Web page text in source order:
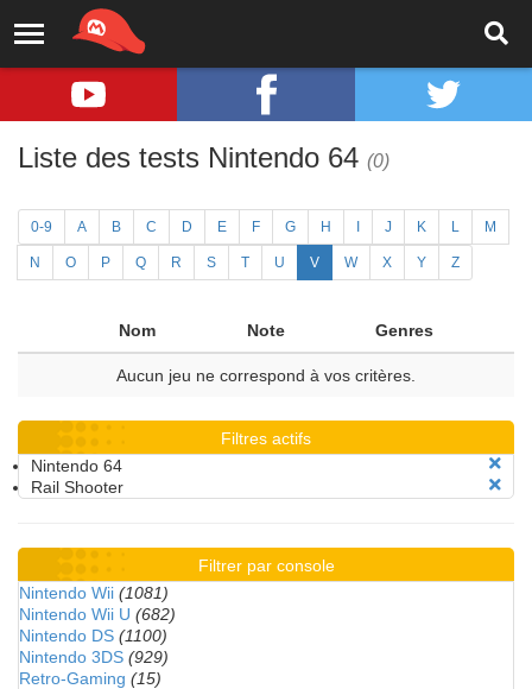
Liste des tests Nintendo 64 (0)
0-9 A B C D E F G H J K L M
N O P Q R S T U V W X Y Z
Nom Note Genres
Aucun jeu ne correspond à vos critères.
Filtres actifs
Nintendo 64
Rail Shooter
Filtrer par console
Nintendo Wii (1081)
Nintendo Wii U (682)
Nintendo DS (1100)
Nintendo 3DS (929)
Retro-Gaming (15)